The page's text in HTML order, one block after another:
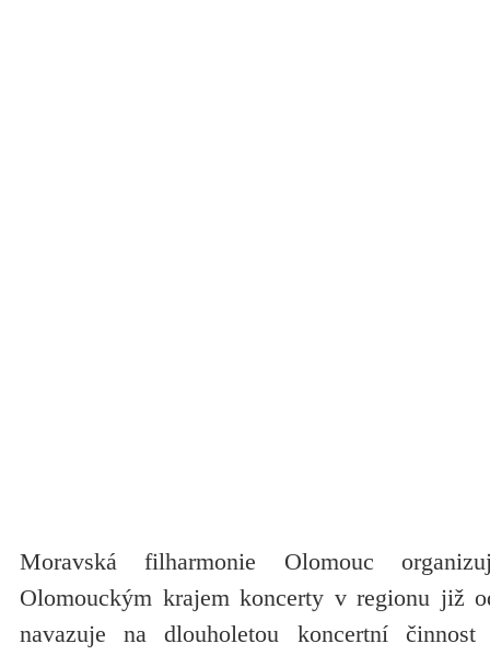
Moravská filharmonie Olomouc
Olomouckým krajem koncerty v regionu již
navazuje na dlouholetou koncertní činnost